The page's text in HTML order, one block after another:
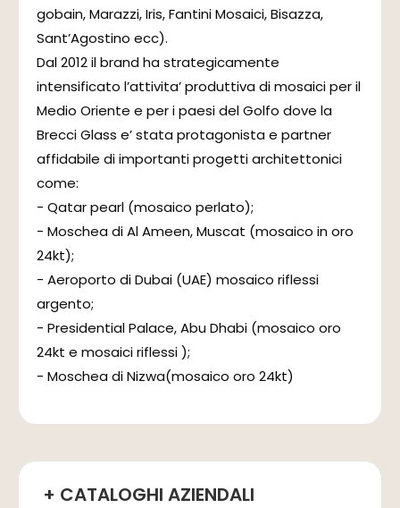
gobain, Marazzi, Iris, Fantini Mosaici, Bisazza,
Sant’Agostino ecc).
Dal 2012 il brand ha strategicamente
intensificato l’attivita’ produttiva di mosaici per il
Medio Oriente e per i paesi del Golfo dove la
Brecci Glass e’ stata protagonista e partner
affidabile di importanti progetti architettonici
come:
- Qatar pearl (mosaico perlato);
- Moschea di Al Ameen, Muscat (mosaico in oro
24kt);
- Aeroporto di Dubai (UAE) mosaico riflessi
argento;
- Presidential Palace, Abu Dhabi (mosaico oro
24kt e mosaici riflessi );
- Moschea di Nizwa(mosaico oro 24kt)
+ CATALOGHI AZIENDALI